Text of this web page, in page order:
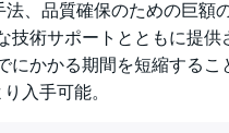
、品質確保のための巨
技術サポートとともに提
にかかる期間を短縮するこ
り入手可能。